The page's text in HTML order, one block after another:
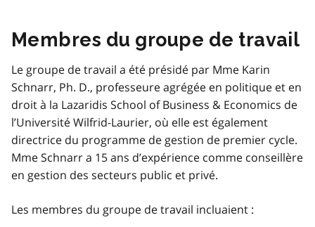
Membres du groupe de travail
Le groupe de travail a été présidé par Mme Karin
Schnarr, Ph. D., professeure agrégée en politique et en
droit à la Lazaridis School of Business & Economics de
l’Université Wilfrid-Laurier, où elle est également
directrice du programme de gestion de premier cycle.
Mme Schnarr a 15 ans d’expérience comme conseillère
en gestion des secteurs public et privé.
Les membres du groupe de travail incluaient :